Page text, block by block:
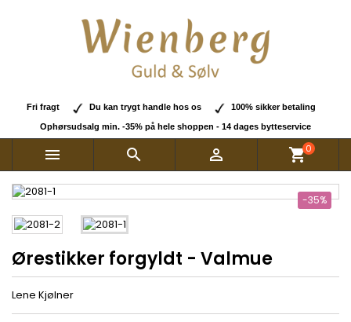
Fri fragt Du kan trygt handle hos os 100% sikker betaling
Ophørsudsalg min. -35% på hele shoppen - 14 dages bytteservice
   shopping_cart0
-35%
Ørestikker forgyldt - Valmue
Lene Kjølner